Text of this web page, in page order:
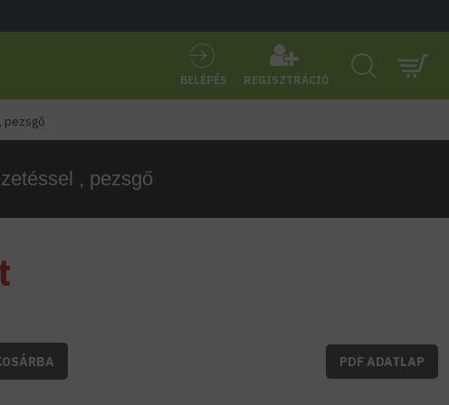
BELÉPÉS REGISZTRÁCIÓ
pezsgő
, pezsgő
PDF ADATLAP